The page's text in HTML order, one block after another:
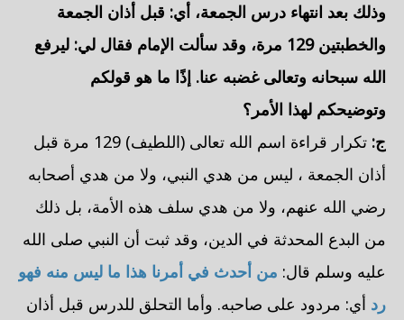
وذلك بعد انتهاء درس الجمعة، أي: قبل أذان الجمعة
والخطبتين 129 مرة، وقد سألت الإمام فقال لي: ليرفع
الله سبحانه وتعالى غضبه عنا. إذًا ما هو قولكم
وتوضيحكم لهذا الأمر؟
ج:
تكرار قراءة اسم الله تعالى (اللطيف) 129 مرة قبل
أذان الجمعة ، ليس من هدي النبي، ولا من هدي أصحابه
رضي الله عنهم، ولا من هدي سلف هذه الأمة، بل ذلك
من البدع المحدثة في الدين، وقد ثبت أن النبي صلى الله
عليه وسلم قال: من أحدث في أمرنا هذا ما ليس منه فهو
رد أي: مردود على صاحبه. وأما التحلق للدرس قبل أذان